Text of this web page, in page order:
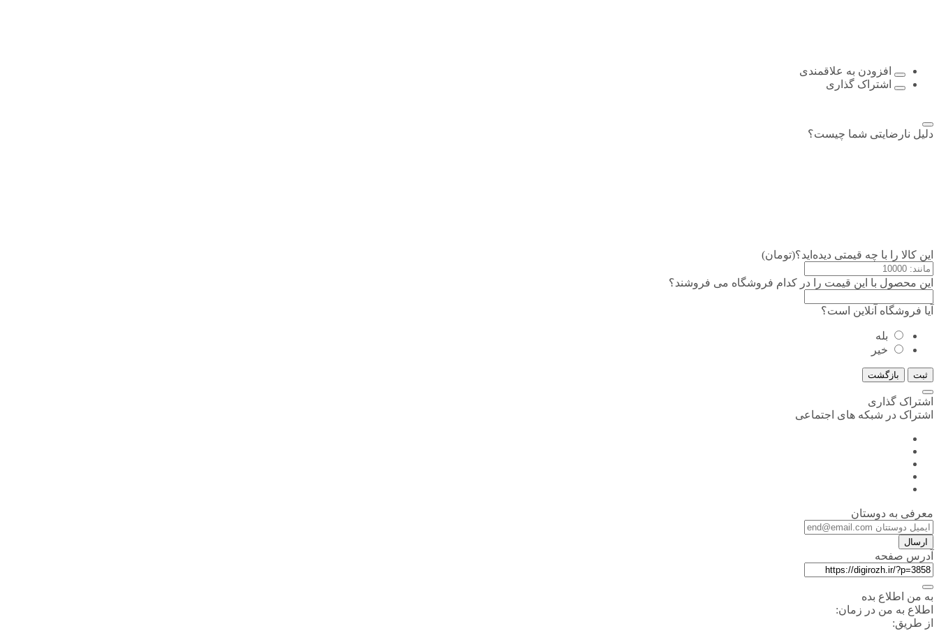
افزودن به علاقمندی
اشتراک گذاری
دلیل نارضایتی شما چیست؟
این کالا را با چه قیمتی دیده‌اید؟(تومان)
این محصول با این قیمت را در کدام فروشگاه می فروشند؟
آیا فروشگاه آنلاین است؟
بله
خیر
ثبت بازگشت
اشتراک گذاری
اشتراک در شبکه های اجتماعی
معرفی به دوستان
ارسال
آدرس صفحه
به من اطلاع بده
اطلاع به من در زمان:
از طریق: